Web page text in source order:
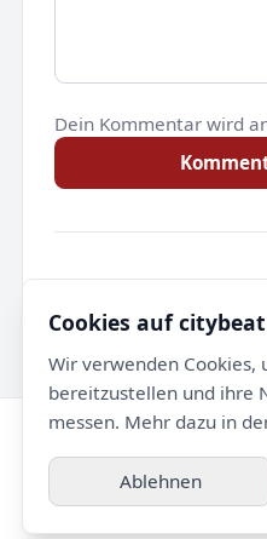
Dein Kommentar wird
Noch keine
© 2026 citybeat.
Impressum
Cookies auf citybeat
Wir verwenden Cookies,
bereitzustellen und ihre
messen. Mehr dazu in
Ablehnen